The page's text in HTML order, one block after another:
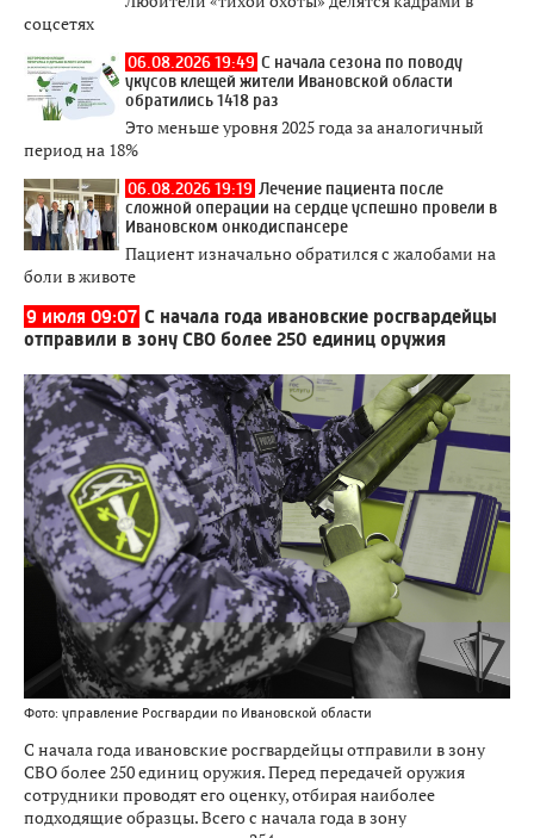
соцсетях
06.08.2026 19:49 С начала сезона по поводу
укусов клещей жители Ивановской области
обратились 1418 раз
Это меньше уровня 2025 года за аналогичный
период на 18%
06.08.2026 19:19 Лечение пациента после
сложной операции на сердце успешно провели в
Ивановском онкодиспансере
Пациент изначально обратился с жалобами на
боли в животе
9 июля 09:07 С начала года ивановские росгвардейцы
отправили в зону СВО более 250 единиц оружия
Фото: управление Росгвардии по Ивановской области
С начала года ивановские росгвардейцы отправили в зону
СВО более 250 единиц оружия. Перед передачей оружия
сотрудники проводят его оценку, отбирая наиболее
подходящие образцы. Всего с начала года в зону